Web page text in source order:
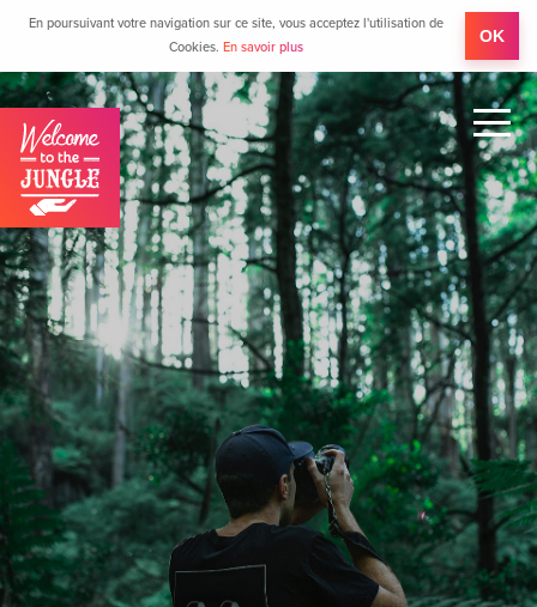
En poursuivant votre navigation sur ce site, vous acceptez l'utilisation de
Cookies. En savoir plus
OK